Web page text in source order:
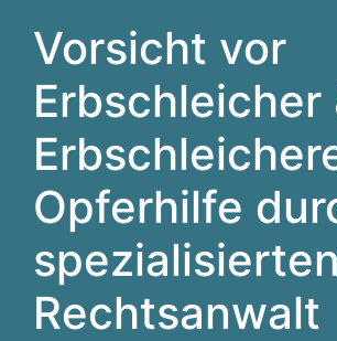
Vorsicht vor
Erbschleicher
Opferhilfe
spezialisierten
Rechtsanwalt